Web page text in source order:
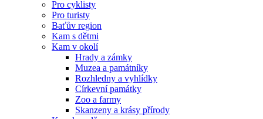
Pro cyklisty
Pro turisty
Baťův region
Kam s dětmi
Kam v okolí
Hrady a zámky
Muzea a památníky
Rozhledny a vyhlídky
Církevní památky
Zoo a farmy
Skanzeny a krásy přírody